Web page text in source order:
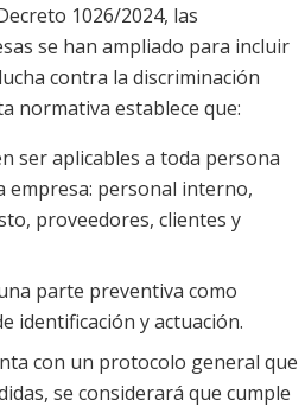
1026/2024, las
se han ampliado para incluir
contra la discriminación
normativa establece que:
ser aplicables a toda persona
empresa: personal interno,
proveedores, clientes y
parte preventiva como
identificación y actuación.
con un protocolo general que
se considerará que cumple